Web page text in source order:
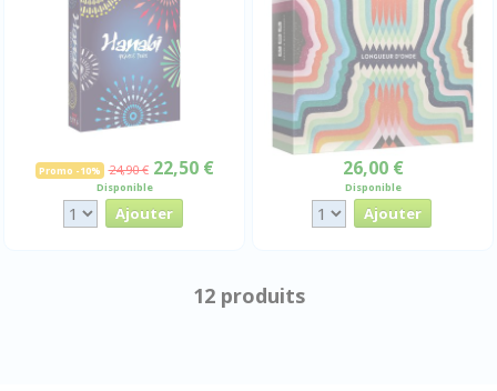
Promo -10% 24,90 € 22,50 €
Disponible
26,00 €
Disponible
12 produits